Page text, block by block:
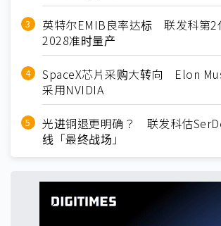
英特尔EMIB良率达标 联发科第2
2028准时量产
SpaceX芯片采购大转向 Elon
采用NVIDIA
光进铜退更明确？ 联发科估
线「最终战场」